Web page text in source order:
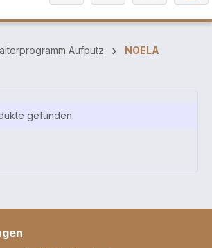
Aufputz NOELA
gefunden.